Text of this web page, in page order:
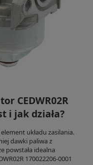
CEDWR02R
i jak działa?
układu zasilania.
dawki paliwa z
powstała idealna
170022206-0001